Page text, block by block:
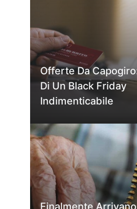
Offerte Da
Di Un Black Friday
Indimenticabile
Finalmente